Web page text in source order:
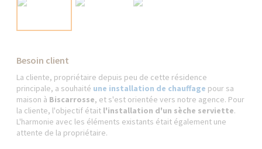
Besoin client
La cliente, propriétaire depuis peu de cette résidence
principale, a souhaité une installation de chauffage pour sa
maison à Biscarrosse, et s'est orientée vers notre agence. Pour
la cliente, l'objectif était l'installation d'un sèche serviette.
L'harmonie avec les éléments existants était également une
attente de la propriétaire.